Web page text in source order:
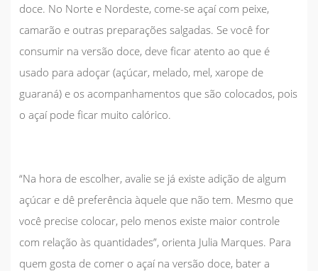
doce. No Norte e Nordeste, come-se açaí com peixe,
camarão e outras preparações salgadas. Se você for
consumir na versão doce, deve ficar atento ao que é
usado para adoçar (açúcar, melado, mel, xarope de
guaraná) e os acompanhamentos que são colocados, pois
o açaí pode ficar muito calórico.
“Na hora de escolher, avalie se já existe adição de algum
açúcar e dê preferência àquele que não tem. Mesmo que
você precise colocar, pelo menos existe maior controle
com relação às quantidades”, orienta Julia Marques. Para
quem gosta de comer o açaí na versão doce, bater a